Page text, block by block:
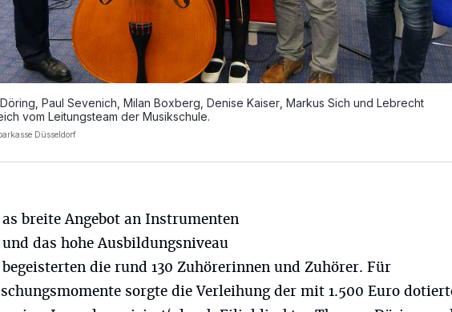
Paul Sevenich, Milan Boxberg, Denise Kaiser, Markus Sich und Lebrecht
vom Leitungsteam der Musikschule.
Düsseldorf
as breite Angebot an Instrumenten
und das hohe Ausbildungsniveau
begeisterten die rund 130 Zuhörerinnen und Zuhörer. Für
sorgte die Verleihung der mit 1.500 Euro